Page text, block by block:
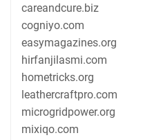
careandcure.biz
cogniyo.com
easymagazines.org
hirfanjilasmi.com
hometricks.org
leathercraftpro.com
microgridpower.org
mixiqo.com